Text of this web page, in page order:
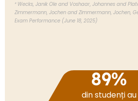
³ Wecks, Janik Ole and Voshaar, Johannes and
Zimmermann, Jochen and Zimmermann, Jochen,
Exam Performance (June 18, 2025)
89%
din studenți au